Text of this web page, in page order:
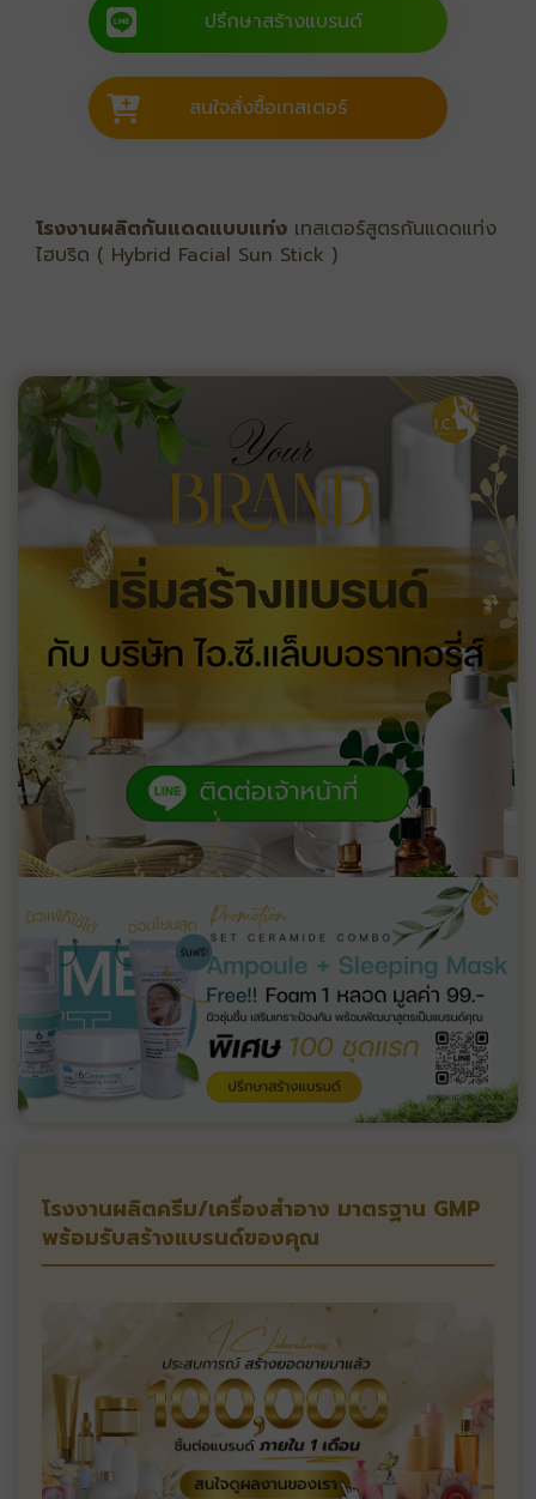
ปรึกษาสร้างแบรนด์
สนใจสั่งซื้อเทสเตอร์
โรงงานผลิตกันแดดแบบแท่ง เทสเตอร์สูตรกันแดดแท่ง
ไฮบริด ( Hybrid Facial Sun Stick )
โรงงานผลิตครีม/เครื่องสำอาง มาตรฐาน GMP
พร้อมรับสร้างแบรนด์ของคุณ